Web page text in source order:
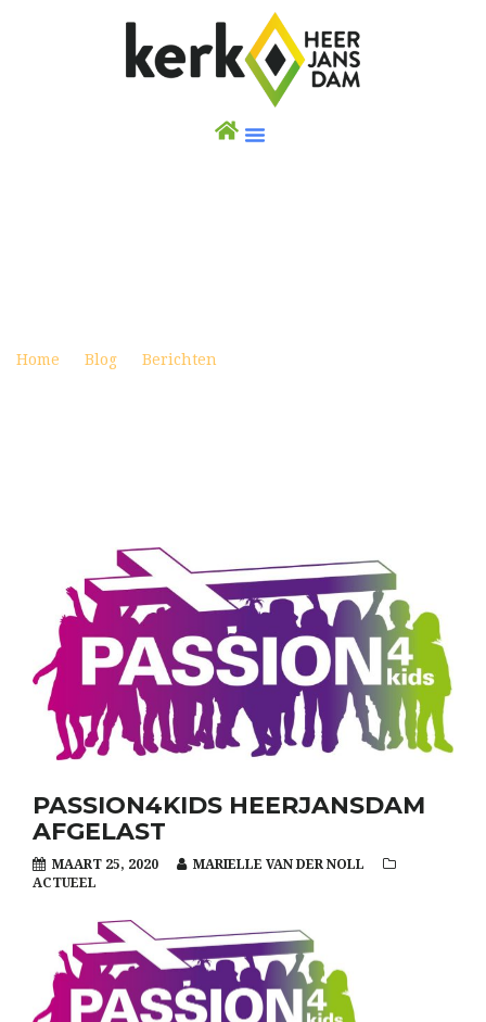
Home Blog Berichten
PASSION4KIDS HEERJANSDAM
AFGELAST
MAART 25, 2020
MARIELLE VAN DER NOLL
ACTUEEL